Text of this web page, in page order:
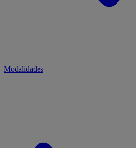
Modalidades